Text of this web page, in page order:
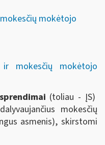
mokėtojo
ir mokesčių mokėtojo
(toliau - ĮS)
mokesčių
asmenis), skirstomi